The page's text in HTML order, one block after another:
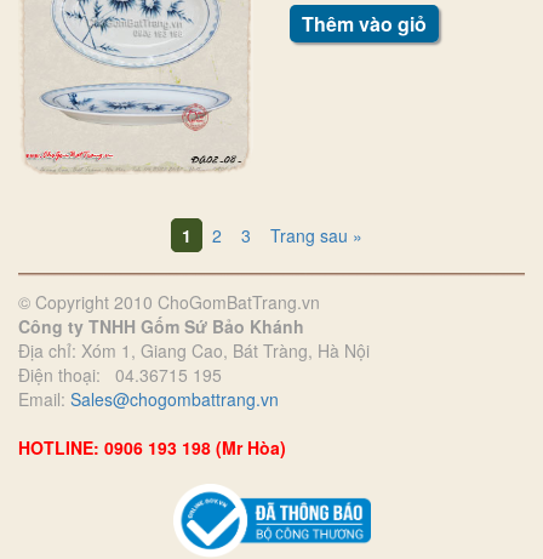
Thêm vào giỏ
1 2 3 Trang sau »
© Copyright 2010 ChoGomBatTrang.vn
Công ty TNHH Gốm Sứ Bảo Khánh
Địa chỉ: Xóm 1, Giang Cao, Bát Tràng, Hà Nội
Điện thoại: 04.36715 195
Email: Sales@chogombattrang.vn
HOTLINE: 0906 193 198 (Mr Hòa)